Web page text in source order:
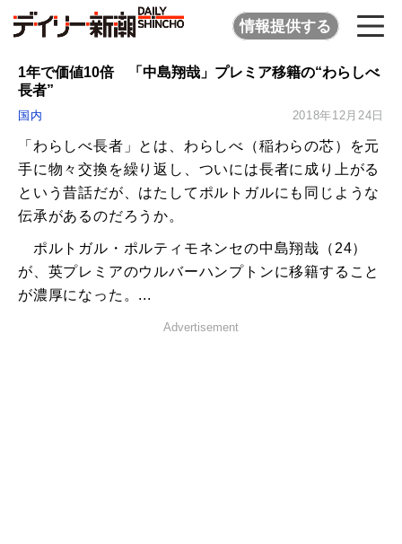
情報提供する
1年で価値10倍 「中島翔哉」プレミア移籍の“わらしべ
長者”
国内 2018年12月24日
「わらしべ長者」とは、わらしべ（稲わらの芯）を元
手に物々交換を繰り返し、ついには長者に成り上がる
という昔話だが、はたしてポルトガルにも同じような
伝承があるのだろうか。
ポルトガル・ポルティモネンセの中島翔哉（24）
が、英プレミアのウルバーハンプトンに移籍すること
が濃厚になった。...
Advertisement